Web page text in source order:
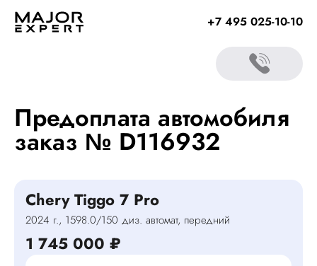
+7 495 025-10-10
Предоплата автомобиля
заказ № D116932
Chery Tiggo 7 Pro
2024 г., 1598.0/150 диз. автомат, передний
1 745 000 ₽